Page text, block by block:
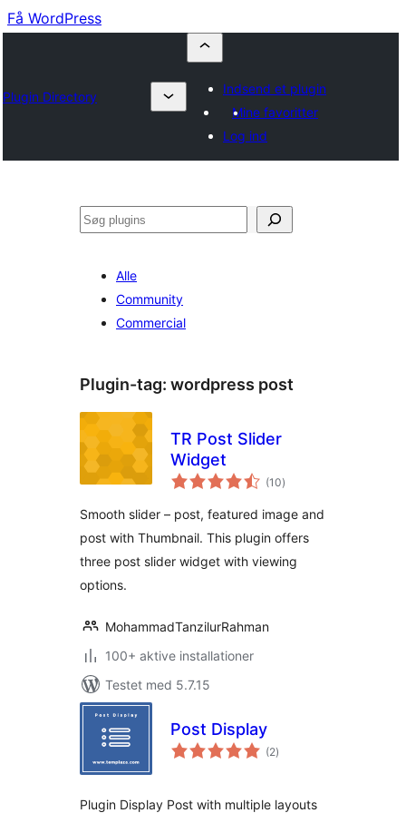
Få WordPress
Plugin Directory
Indsend et plugin
Mine favoritter
Log ind
Søg
Alle
Community
Commercial
Plugin-tag: wordpress post
TR Post Slider
Widget
(10totale
bedømmelser
)
Smooth slider – post, featured image and
post with Thumbnail. This plugin offers
three post slider widget with viewing
options.
MohammadTanzilurRahman
100+ aktive installationer
Testet med 5.7.15
Post Display
(2totale
bedømmelser
)
Plugin Display Post with multiple layouts